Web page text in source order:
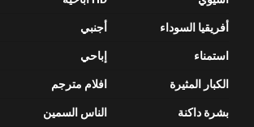
أجنبي أفريقيا السوداء
إباحي استمناء
افلام مترجم الكبار المثيرة
الناس السمين بشرة داكنة